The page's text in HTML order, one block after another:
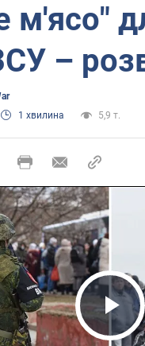
м'ясо"
–
1 хвилина 5,9 т.